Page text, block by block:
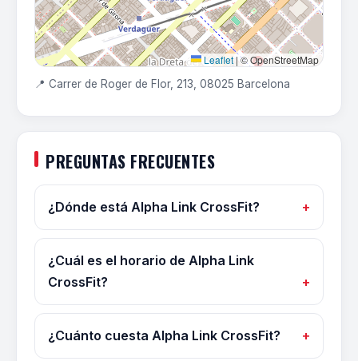
Leaflet | © OpenStreetMap
📍 Carrer de Roger de Flor, 213, 08025 Barcelona
PREGUNTAS FRECUENTES
¿Dónde está Alpha Link CrossFit?
¿Cuál es el horario de Alpha Link
CrossFit?
¿Cuánto cuesta Alpha Link CrossFit?